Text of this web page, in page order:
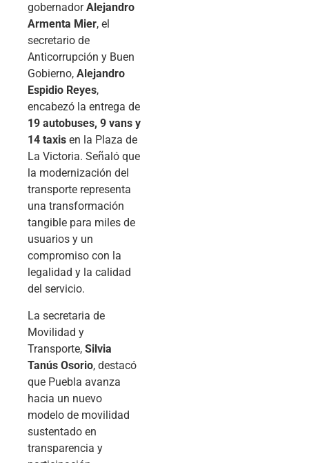
gobernadorAlejandro
Armenta Mier, el
secretario de
Anticorrupción y Buen
Gobierno, Alejandro
Espidio Reyes,
encabezó la entrega de
19 autobuses, 9 vans y
14 taxis en la Plaza de
La Victoria. Señaló que
la modernización del
transporte representa
una transformación
tangible para miles de
usuarios y un
compromiso con la
legalidad y la calidad
del servicio.
La secretaria de
Movilidad y
Transporte, Silvia
Tanús Osorio, destacó
que Puebla avanza
hacia un nuevo
modelo de movilidad
sustentado en
transparencia y